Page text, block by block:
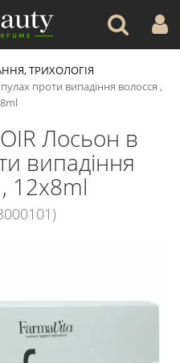
ТРИХОЛОГІЯ
проти випадіння волосся ,
Лосьон в
випадіння
12x8ml